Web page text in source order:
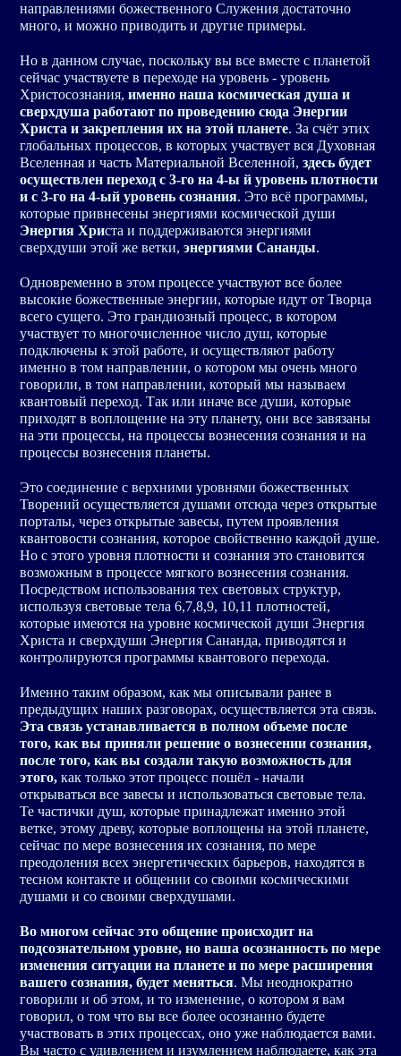
направлениями божественного Служения достаточно
много, и можно приводить и другие примеры.
Но в данном случае, поскольку вы все вместе с планетой
сейчас участвуете в переходе на уровень - уровень
Христосознания, именно наша космическая душа и
сверхдуша работают по проведению сюда Энергии
Христа и закрепления их на этой планете. За счёт этих
глобальных процессов, в которых участвует вся Духовная
Вселенная и часть Материальной Вселенной, здесь будет
осуществлен переход с 3-го на 4-ы й уровень плотности
и с 3-го на 4-ый уровень сознания. Это всё программы,
которые привнесены энергиями космической души
Энергия Христа и поддерживаются энергиями
сверхдуши этой же ветки, энергиями Сананды.
Одновременно в этом процессе участвуют все более
высокие божественные энергии, которые идут от Творца
всего сущего. Это грандиозный процесс, в котором
участвует то многочисленное число душ, которые
подключены к этой работе, и осуществляют работу
именно в том направлении, о котором мы очень много
говорили, в том направлении, который мы называем
квантовый переход. Так или иначе все души, которые
приходят в воплощение на эту планету, они все завязаны
на эти процессы, на процессы вознесения сознания и на
процессы вознесения планеты.
Это соединение с верхними уровнями божественных
Творений осуществляется душами отсюда через открытые
порталы, через открытые завесы, путем проявления
квантовости сознания, которое свойственно каждой душе.
Но с этого уровня плотности и сознания это становится
возможным в процессе мягкого вознесения сознания.
Посредством использования тех световых структур,
используя световые тела 6,7,8,9, 10,11 плотностей,
которые имеются на уровне космической души Энергия
Христа и сверхдуши Энергия Сананда, приводятся и
контролируются программы квантового перехода.
Именно таким образом, как мы описывали ранее в
предыдущих наших разговорах, осуществляется эта связь.
Эта связь устанавливается в полном объеме после
того, как вы приняли решение о вознесении сознания,
после того, как вы создали такую возможность для
этого, как только этот процесс пошёл - начали
открываться все завесы и использоваться световые тела.
Те частички душ, которые принадлежат именно этой
ветке, этому древу, которые воплощены на этой планете,
сейчас по мере вознесения их сознания, по мере
преодоления всех энергетических барьеров, находятся в
тесном контакте и общении со своими космическими
душами и со своими сверхдушами.
Во многом сейчас это общение происходит на
подсознательном уровне, но ваша осознанность по мере
изменения ситуации на планете и по мере расширения
вашего сознания, будет меняться. Мы неоднократно
говорили и об этом, и то изменение, о котором я вам
говорил, о том что вы все более осознанно будете
участвовать в этих процессах, оно уже наблюдается вами.
Вы часто с удивлением и изумлением наблюдаете, как эта